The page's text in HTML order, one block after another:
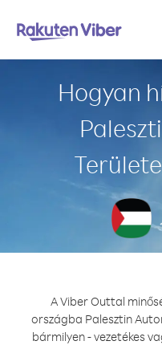
Hogyan
A Viber Outtal
országba Palesztin
bármilyen - vezetékes